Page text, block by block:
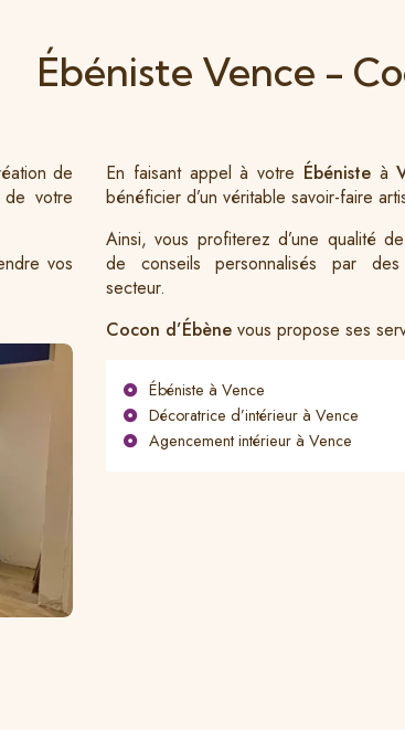
Ébéniste Vence -
de
de votre
vos
En faisant appel à votre Ébénisteà
bénéficier d’un véritable savoir-faire
Ainsi, vous profiterez d’une qualité
de conseils personnalisés par
secteur.
Cocon d’Ébène vous propose ses
Ébéniste à Vence
Décoratrice d’intérieur à Vence
Agencement intérieur à Vence